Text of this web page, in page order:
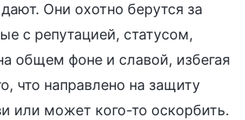
Они охотно берутся за
с репутацией, статусом,
общем фоне и славой, избегая
что направлено на защиту
или может кого-то оскорбить.